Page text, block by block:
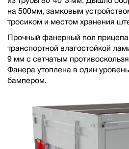
на 500мм, замковым
тросиком и местом хранения
Прочный фанерный пол прицепа
транспортной влагостойкой
9 мм с сетчатым
Фанера утоплена в один
бампером.